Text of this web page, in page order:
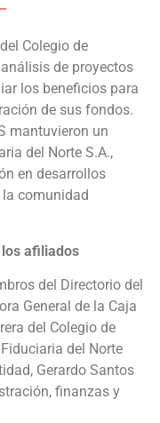
Colegio de
de proyectos
los beneficios para
de sus fondos.
mantuvieron un
del Norte S.A.,
en desarrollos
comunidad
afiliados
del Directorio del
General de la Caja
del Colegio de
del Norte
Gerardo Santos
finanzas y